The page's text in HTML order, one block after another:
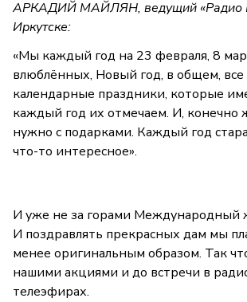
АРКАДИЙ МАЙЛЯН, ведущий «Радио
Иркутске:
«Мы каждый год на 23 февраля, 8
влюблённых, Новый год, в общем, все
календарные праздники, которые
каждый год их отмечаем. И, конечно
нужно с подарками. Каждый год
что-то интересное».
И уже не за горами Международный
И поздравлять прекрасных дам мы
менее оригинальным образом. Так
нашими акциями и до встречи в
телеэфирах.